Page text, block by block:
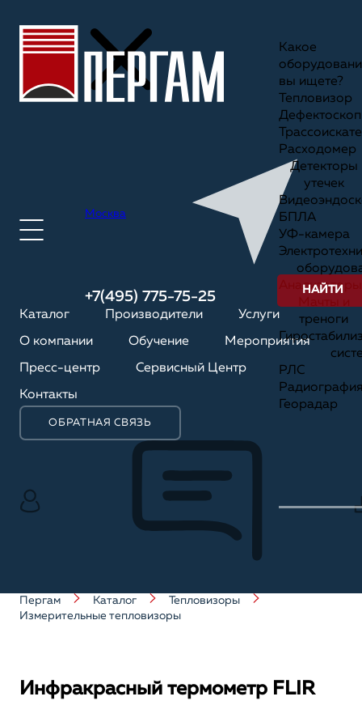
Москва
+7(495) 775-75-25
Каталог Производители Услуги
О компании Обучение Мероприятия
Пресс-центр Сервисный Центр
Контакты
ОБРАТНАЯ СВЯЗЬ
Какое
вы ищете?
Тепловизор
Дефектоскоп
Расходомер
Детекторы
утечек
БПЛА
УФ-камера
Анализаторы
треноги
РЛС
Георадар
НАЙТИ
Пергам Каталог
Тепловизоры
Измерительные тепловизоры
Инфракрасный термометр FLIR